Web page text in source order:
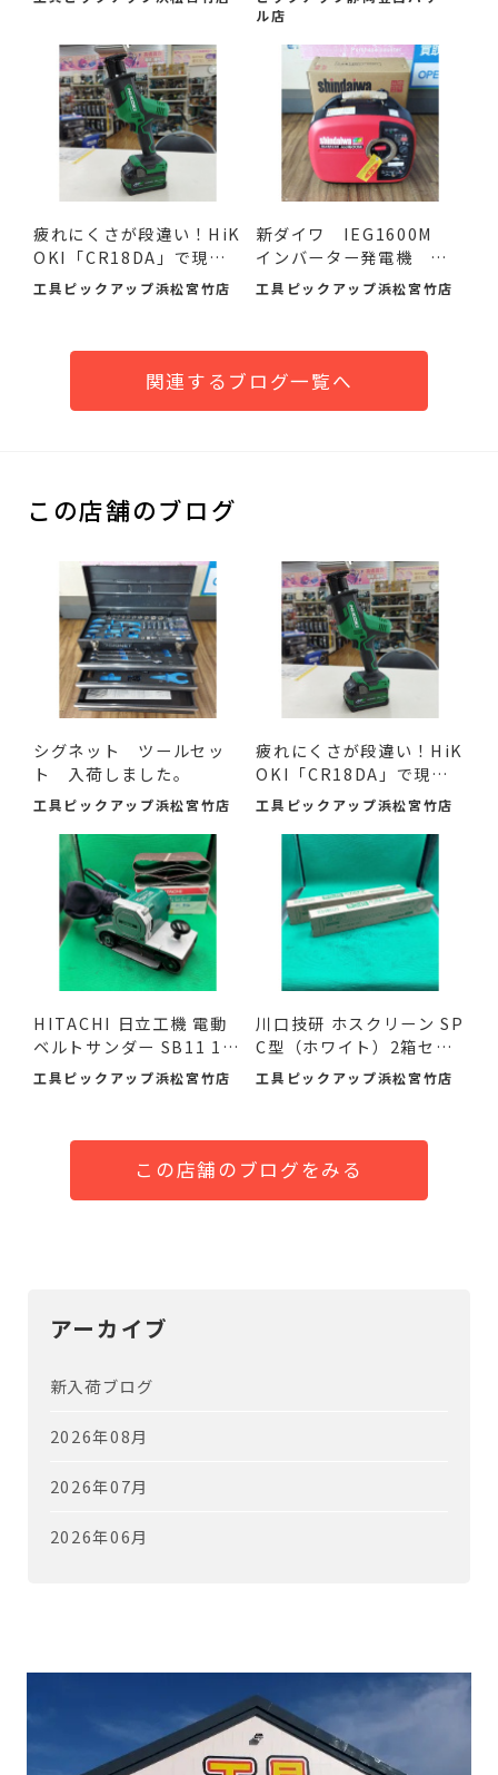
ル店
疲れにくさが段違い！HiK
OKI「CR18DA」で現場
の作...
工具ピックアップ浜松宮竹店
新ダイワ IEG1600M
インバーター発電機 入
荷し...
工具ピックアップ浜松宮竹店
関連するブログ一覧へ
この店舗のブログ
シグネット ツールセッ
ト 入荷しました。
工具ピックアップ浜松宮竹店
疲れにくさが段違い！HiK
OKI「CR18DA」で現場
の作...
工具ピックアップ浜松宮竹店
HITACHI 日立工機 電動
ベルトサンダー SB11 11
0mm ...
工具ピックアップ浜松宮竹店
川口技研 ホスクリーン SP
C型（ホワイト）2箱セ
ッ...
工具ピックアップ浜松宮竹店
この店舗のブログをみる
アーカイブ
新入荷ブログ
2026年08月
2026年07月
2026年06月